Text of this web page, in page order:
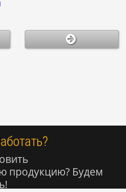
продукцию? Будем